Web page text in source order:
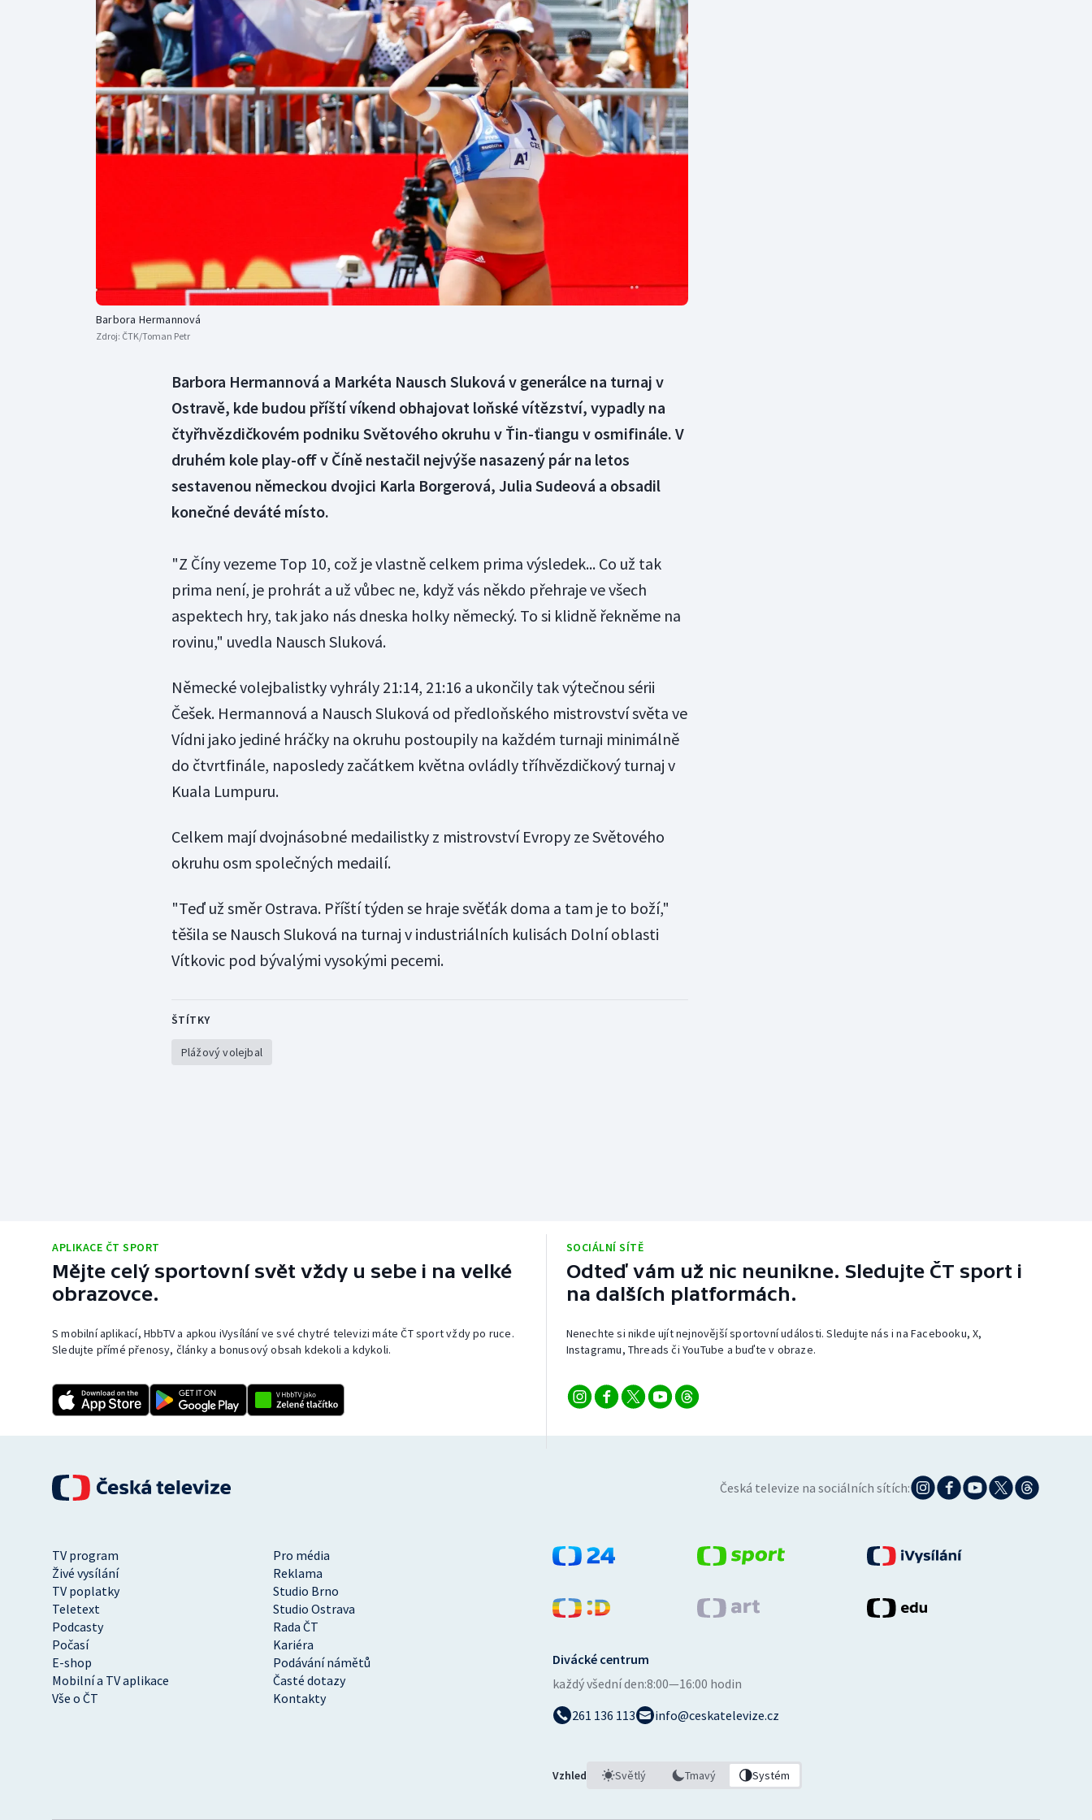
Curling
Dostihy
Florbal
Futsal
Golf
Moderní pětiboj
Motorsport
Olympijské hry
Parasport
Plavání
Plážový volejbal
Triatlon
Veslování
Vodní slalom
Volejbal
Ostatní
Barbora Hermannová
Zdroj: ČTK/Toman Petr
Barbora Hermannová a Markéta Nausch Sluková v generálce na turnaj v
Ostravě, kde budou příští víkend obhajovat loňské vítězství, vypadly na
čtyřhvězdičkovém podniku Světového okruhu v Ťin-ťiangu v osmifinále. V
druhém kole play-off v Číně nestačil nejvýše nasazený pár na letos
sestavenou německou dvojici Karla Borgerová, Julia Sudeová a obsadil
konečné deváté místo.
"Z Číny vezeme Top 10, což je vlastně celkem prima výsledek... Co už tak
prima není, je prohrát a už vůbec ne, když vás někdo přehraje ve všech
aspektech hry, tak jako nás dneska holky německý. To si klidně řekněme na
rovinu," uvedla Nausch Sluková.
Německé volejbalistky vyhrály 21:14, 21:16 a ukončily tak výtečnou sérii
Češek. Hermannová a Nausch Sluková od předloňského mistrovství světa ve
Vídni jako jediné hráčky na okruhu postoupily na každém turnaji minimálně
do čtvrtfinále, naposledy začátkem května ovládly tříhvězdičkový turnaj v
Kuala Lumpuru.
Celkem mají dvojnásobné medailistky z mistrovství Evropy ze Světového
okruhu osm společných medailí.
"Teď už směr Ostrava. Příští týden se hraje svěťák doma a tam je to boží,"
těšila se Nausch Sluková na turnaj v industriálních kulisách Dolní oblasti
Vítkovic pod bývalými vysokými pecemi.
ŠTÍTKY
Plážový volejbal
APLIKACE ČT SPORT
Mějte celý sportovní svět vždy u sebe i na velké
obrazovce.
S mobilní aplikací, HbbTV a apkou iVysílání ve své chytré televizi máte ČT sport vždy po ruce.
Sledujte přímé přenosy, články a bonusový obsah kdekoli a kdykoli.
SOCIÁLNÍ SÍTĚ
Odteď vám už nic neunikne. Sledujte ČT sport i
na dalších platformách.
Nenechte si nikde ujít nejnovější sportovní události. Sledujte nás i na Facebooku, X,
Instagramu, Threads či YouTube a buďte v obraze.
Česká televize na sociálních sítích:
TV program
Pro média
Živé vysílání
Reklama
TV poplatky
Studio Brno
Teletext
Studio Ostrava
Podcasty
Rada ČT
Počasí
Kariéra
E-shop
Podávání námětů
Mobilní a TV aplikace
Časté dotazy
Vše o ČT
Kontakty
Divácké centrum
každý všední den:8:00—16:00 hodin
261 136 113
info@ceskatelevize.cz
Vzhled Světlý Tmavý Systém